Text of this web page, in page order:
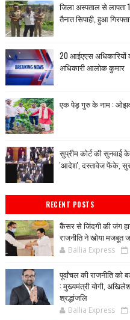
जिला अस्पताल से लापता
तैनात सिपाही, हुआ
20 आईएएस अधिकारियों
अधिकारी आलोक कुमार
एक पेड़ गुरु के नाम :
सुप्रीम कोर्ट की सुनवाई के
'आदेश', दस्तावेज फेंके,
RECENT POSTS
कैंसर से जिंदगी की जंग
राजनीति ने खोया मजबूत
Ballia Express
पूर्वांचल की राजनीति
: मुख्यमंत्री योगी,
श्रद्धांजलि
Ballia Express